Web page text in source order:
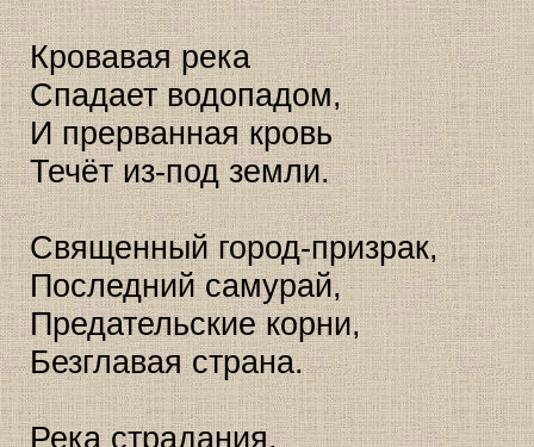
Кровавая река
Спадает водопадом,
И прерванная кровь
Течёт из-под земли.
Священный город-призрак,
Последний самурай,
Предательские корни,
Безглавая страна.
Река страдания,